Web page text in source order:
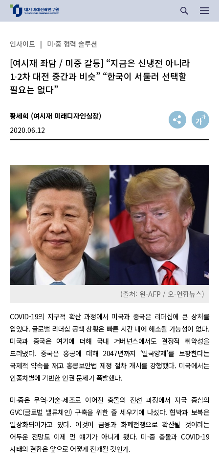
인사이트 | 미·중 협력 솔루션
[여시재 좌담 / 미중 갈등] “지금은 신냉전 아니라
1∙2차 대전 중간과 비슷” “한국이 서둘러 선택할
필요는 없다”
황세희 (여시재 미래디자인실장)
2020.06.12
(출처: 왼-AFP / 오-연합뉴스)
COVID-19의 지구적 확산 과정에서 미국과 중국은 리더십에 큰 상처를
입었다. 글로벌 리더십 공백 상황은 빠른 시간 내에 해소될 가능성이 없다.
미국과 중국은 여기에 더해 국내 거버넌스에서도 결정적 취약성을
드러냈다. 중국은 홍콩에 대해 2047년까지 ‘일국양제’를 보장한다는
국제적 약속을 깨고 홍콩보안법 제정 절차 개시를 강행했다. 미국에서는
인종차별에 기반한 인권 문제가 폭발했다.
미∙중은 무역-기술-제조로 이어진 충돌의 전선 과정에서 자국 중심의
GVC(글로벌 밸류체인) 구축을 위한 줄 세우기에 나섰다. 협박과 보복은
일상화되어가고 있다. 이것이 금융과 화폐전쟁으로 확산될 것이라는
어두운 전망도 이제 먼 얘기가 아니게 됐다. 미-중 충돌과 COVID-19
사태의 결합은 앞으로 어떻게 전개될 것인가.